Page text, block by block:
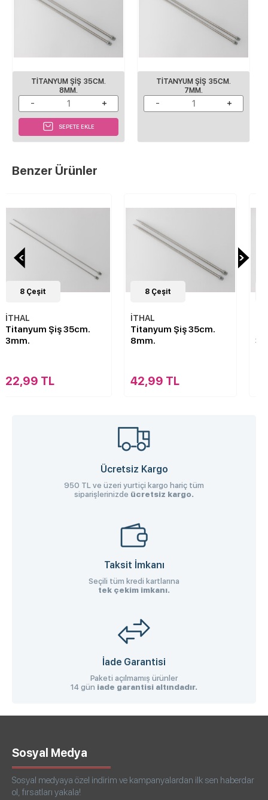
TITANYUM ŞIŞ 35CM.
8MM.
SEPETE EKLE
TITANYUM ŞIŞ 35CM.
7MM.
Benzer Ürünler
8Çeşit
İTHAL
Titanyum Şiş 35cm.
8mm.
42,99 TL
8Çeşit
İTHAL
Titanyum Şiş 35cm.
3,5mm.
22,99 TL
Ücretsiz Kargo
950 TL ve üzeri yurtiçi kargo hariç tüm
siparişlerinizde ücretsiz kargo.
Taksit İmkanı
Seçili tüm kredi kartlarına
tek çekim imkanı.
İade Garantisi
Paketi açılmamış ürünler
14 gün iade garantisi altındadır.
Sosyal Medya
Sosyal medyaya özel indirim ve kampanyalardan ilk sen haberdar
ol, fırsatları yakala!